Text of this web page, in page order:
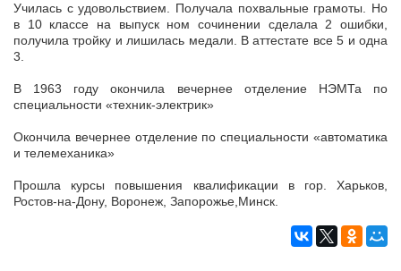
Училась с удовольствием. Получала похвальные грамоты. Но
в 10 классе на выпуск ном сочинении сделала 2 ошибки,
получила тройку и лишилась медали. В аттестате все 5 и одна
3.
В 1963 году окончила вечернее отделение НЭМТа по
специальности «техник-электрик»
Окончила вечернее отделение по специальности «автоматика
и телемеханика»
Прошла курсы повышения квалификации в гор. Харьков,
Ростов-на-Дону, Воронеж, Запорожье,Минск.